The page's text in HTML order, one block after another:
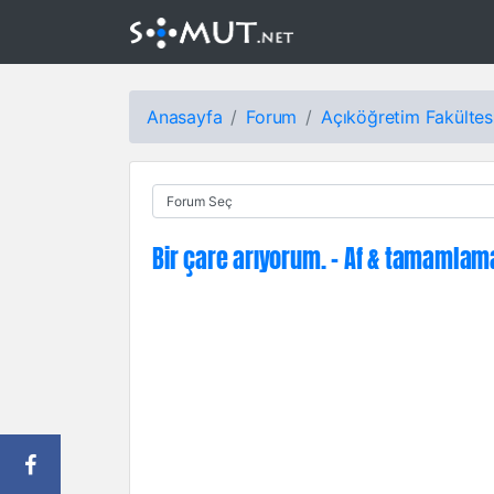
Anasayfa Forum Açıköğretim
Bir çare arıyorum. - Af &